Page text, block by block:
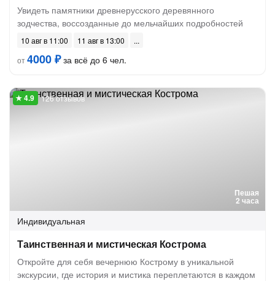
Увидеть памятники древнерусского деревянного
зодчества, воссозданные до мельчайших подробностей
10 авг в 11:00
11 авг в 13:00
от4000 ₽за всё до 6 чел.
Пешая
2 часа
126 отзывов
Индивидуальная
Таинственная и мистическая Кострома
Откройте для себя вечернюю Кострому в уникальной
экскурсии, где история и мистика переплетаются в каждом